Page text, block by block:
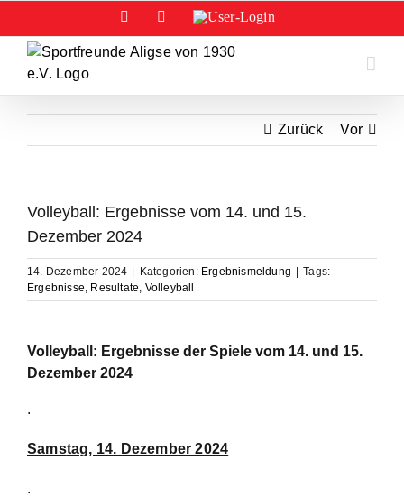
springen
FacebookInstagram
User-
Zurück Vor
Volleyball: Ergebnisse vom 14. und 15.
Dezember 2024
14. Dezember 2024 Kategorien: Ergebnismeldung
Tags:
Ergebnisse, Resultate, Volleyball
Volleyball: Ergebnisse der Spiele vom 14. und 15.
Dezember 2024
.
Samstag, 14. Dezember 2024
.